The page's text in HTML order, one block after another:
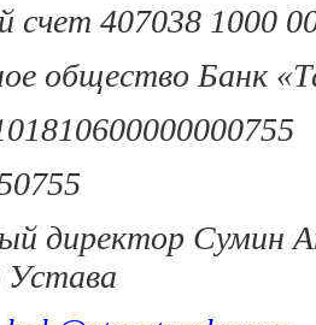
счет 407038 1000
общество Банк
директор Сумин
Устава